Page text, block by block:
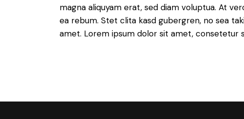
magna aliquyam erat, sed diam voluptua. At
ea rebum. Stet clita kasd gubergren, no sea
amet. Lorem ipsum dolor sit amet, consetetur